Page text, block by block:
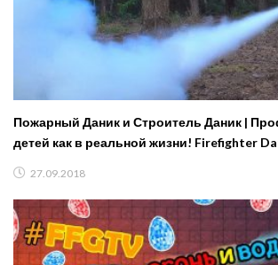
Пожарный Даник и Строитель Даник |
детей как в реальной жизни! Firefighter
27.09.2018